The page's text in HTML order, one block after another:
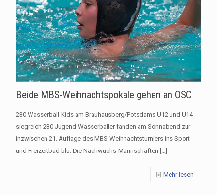
Beide MBS-Weihnachtspokale gehen an OSC
230 Wasserball-Kids am Brauhausberg/Potsdams U12 und U14
siegreich 230 Jugend-Wasserballer fanden am Sonnabend zur
inzwischen 21. Auflage des MBS-Weihnachtsturniers ins Sport-
und Freizeitbad blu. Die Nachwuchs-Mannschaften […]
Mehr lesen